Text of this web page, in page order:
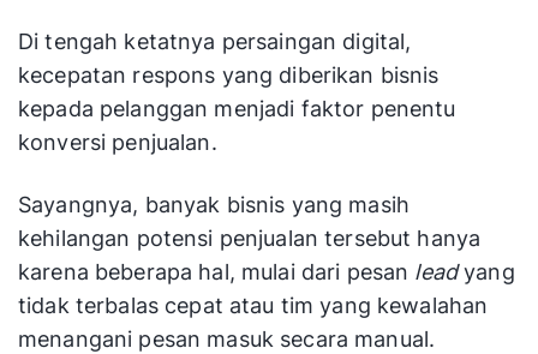
Di tengah ketatnya persaingan digital,
kecepatan respons yang diberikan bisnis
kepada pelanggan menjadi faktor penentu
konversi penjualan.
Sayangnya, banyak bisnis yang masih
kehilangan potensi penjualan tersebut hanya
karena beberapa hal, mulai dari pesan leadyang
tidak terbalas cepat atau tim yang kewalahan
menangani pesan masuk secara manual.